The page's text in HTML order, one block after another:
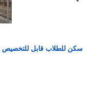
سكن للطلاب قابل للتخصيص